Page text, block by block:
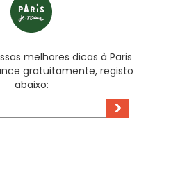
melhores dicas à Paris
gratuitamente, registo
abaixo:
>